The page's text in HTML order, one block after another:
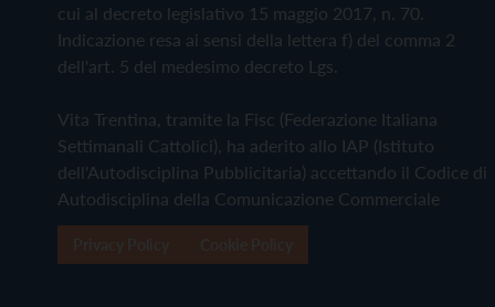
cui al decreto legislativo 15 maggio 2017, n. 70.
Indicazione resa ai sensi della lettera f) del comma 2
dell'art. 5 del medesimo decreto Lgs.
Vita Trentina, tramite la Fisc (Federazione Italiana
Settimanali Cattolici), ha aderito allo IAP (Istituto
dell'Autodisciplina Pubblicitaria) accettando il Codice di
Autodisciplina della Comunicazione Commerciale